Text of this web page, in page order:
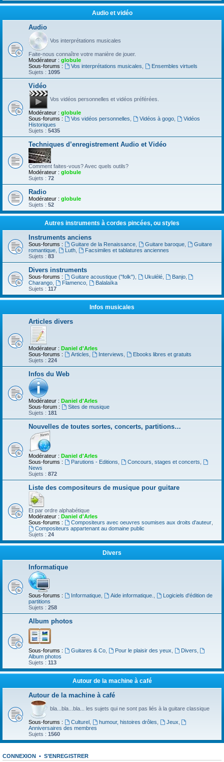
Audio et vidéo
Audio
Vos interprétations musicales
Faite-nous connaître votre manière de jouer.
Modérateur : globule
Sous-forums :
Vos interprétations musicales
Ensembles virtuels
Sujets : 1095
Vidéo
Vos vidéos personnelles et vidéos préférées.
Modérateur : globule
Sous-forums :
Vos vidéos personnelles Vidéos à gogo,
Vidéos
Historiques
Sujets : 5435
Techniques d’enregistrement Audio et Vidéo
Comment faites-vous? Avec quels outils?
Modérateur : globule
Sujets : 72
Radio
Modérateur : globule
Sujets : 52
Autres instruments à cordes pincées, ou styles
Instruments anciens
Sous-forums : Guitare de la Renaissance, Guitare baroque,
Guitare
romantique
Luth,
Facsimiles et tablatures anciennes
Sujets : 83
Divers instruments
Sous-forums : Guitare acoustique ("folk") Ukulélé, Banjo,
Charango
Flamenco,
Balalaïka
Sujets : 117
Infos musicales
Articles divers
Modérateur : Daniel d'Arles
Sous-forums :
Articles Interviews
Ebooks libres et gratuits
Sujets : 224
Infos du Web
Modérateur : Daniel d'Arles
Sous-forum :
Sites de musique
Sujets : 181
Nouvelles de toutes sortes, concerts, partitions…
Modérateur : Daniel d'Arles
Sous-forums :
Parutions - Editions Concours, stages et concerts
News
Sujets : 872
Liste des compositeurs de musique pour guitare
Et par ordre alphabétique
Modérateur : Daniel d'Arles
Sous-forums :
Compositeurs avec oeuvres soumises aux droits d'auteur,
Compositeurs appartenant au domaine public
Sujets : 24
Divers
Informatique
Sous-forums : Informatique, Aide informatique.
Logiciels d'édition de
partitions
Sujets : 258
Album photos
Sous-forums : Guitares & Co, Pour le plaisir des yeux Divers
Album photos
Sujets : 113
Autour de la machine à café
Autour de la machine à café
bla...bla...bla... les sujets qui ne sont pas liés à la guitare classique
Sous-forums : Culturel, humour, histoires drôles Jeux
Anniversaires des membres
Sujets : 1560
CONNEXION • S’ENREGISTRER